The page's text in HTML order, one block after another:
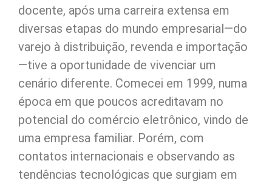
docente, após uma carreira extensa em
diversas etapas do mundo empresarial—do
varejo à distribuição, revenda e importação
—tive a oportunidade de vivenciar um
cenário diferente. Comecei em 1999, numa
época em que poucos acreditavam no
potencial do comércio eletrônico, vindo de
uma empresa familiar. Porém, com
contatos internacionais e observando as
tendências tecnológicas que surgiam em